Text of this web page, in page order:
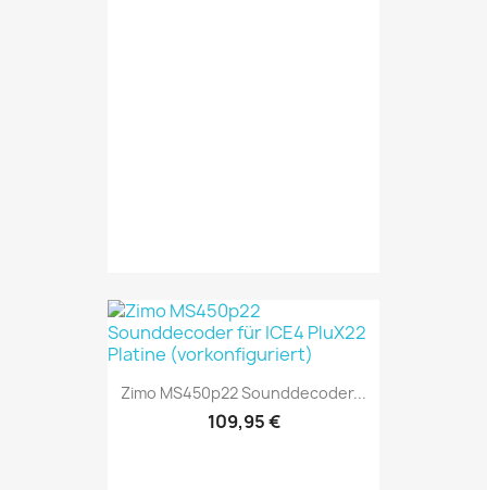
Zimo MS450p22 Sounddecoder...
109,95 €